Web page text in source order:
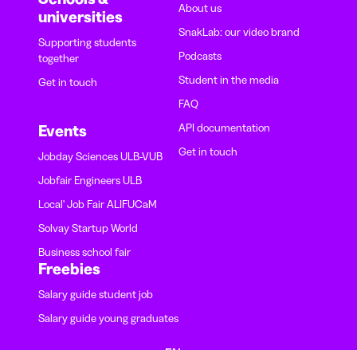
universities
Supporting students
together
Get in touch
Events
Jobday Sciences ULB-VUB
Jobfair Engineers ULB
Local' Job Fair ALIFUCaM
Solvay Startup World
Business school fair
About us
SnakLab: our video brand
Podcasts
Student in the media
FAQ
API documentation
Get in touch
Freebies
Salary guide student job
Salary guide young graduates